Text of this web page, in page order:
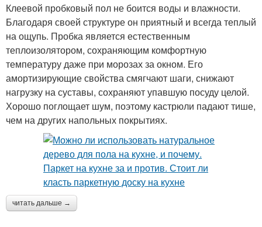
Клеевой пробковый пол не боится воды и влажности.
Благодаря своей структуре он приятный и всегда теплый
на ощупь. Пробка является естественным
теплоизолятором, сохраняющим комфортную
температуру даже при морозах за окном. Его
амортизирующие свойства смягчают шаги, снижают
нагрузку на суставы, сохраняют упавшую посуду целой.
Хорошо поглощает шум, поэтому кастрюли падают тише,
чем на других напольных покрытиях.
читать дальше →